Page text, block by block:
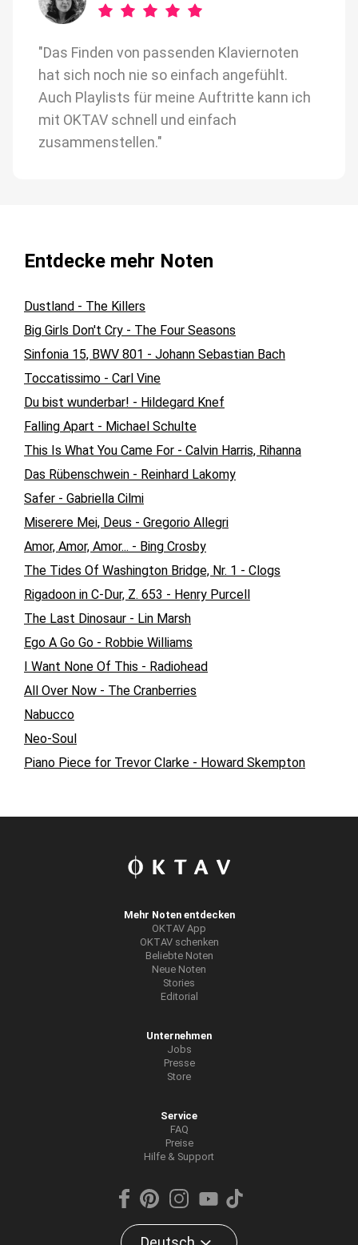
"Das Finden von passenden Klaviernoten
hat sich noch nie so einfach angefühlt.
Auch Playlists für meine Auftritte kann ich
mit OKTAV schnell und einfach
zusammenstellen."
Entdecke mehr Noten
Dustland - The Killers
Big Girls Don't Cry - The Four Seasons
Sinfonia 15, BWV 801 - Johann Sebastian Bach
Toccatissimo - Carl Vine
Du bist wunderbar! - Hildegard Knef
Falling Apart - Michael Schulte
This Is What You Came For - Calvin Harris, Rihanna
Das Rübenschwein - Reinhard Lakomy
Safer - Gabriella Cilmi
Miserere Mei, Deus - Gregorio Allegri
Amor, Amor, Amor... - Bing Crosby
The Tides Of Washington Bridge, Nr. 1 - Clogs
Rigadoon in C-Dur, Z. 653 - Henry Purcell
The Last Dinosaur - Lin Marsh
Ego A Go Go - Robbie Williams
I Want None Of This - Radiohead
All Over Now - The Cranberries
Nabucco
Neo-Soul
Piano Piece for Trevor Clarke - Howard Skempton
Mehr Noten entdecken
OKTAV App
OKTAV schenken
Beliebte Noten
Neue Noten
Stories
Editorial
Unternehmen
Jobs
Presse
Store
Service
FAQ
Preise
Hilfe & Support